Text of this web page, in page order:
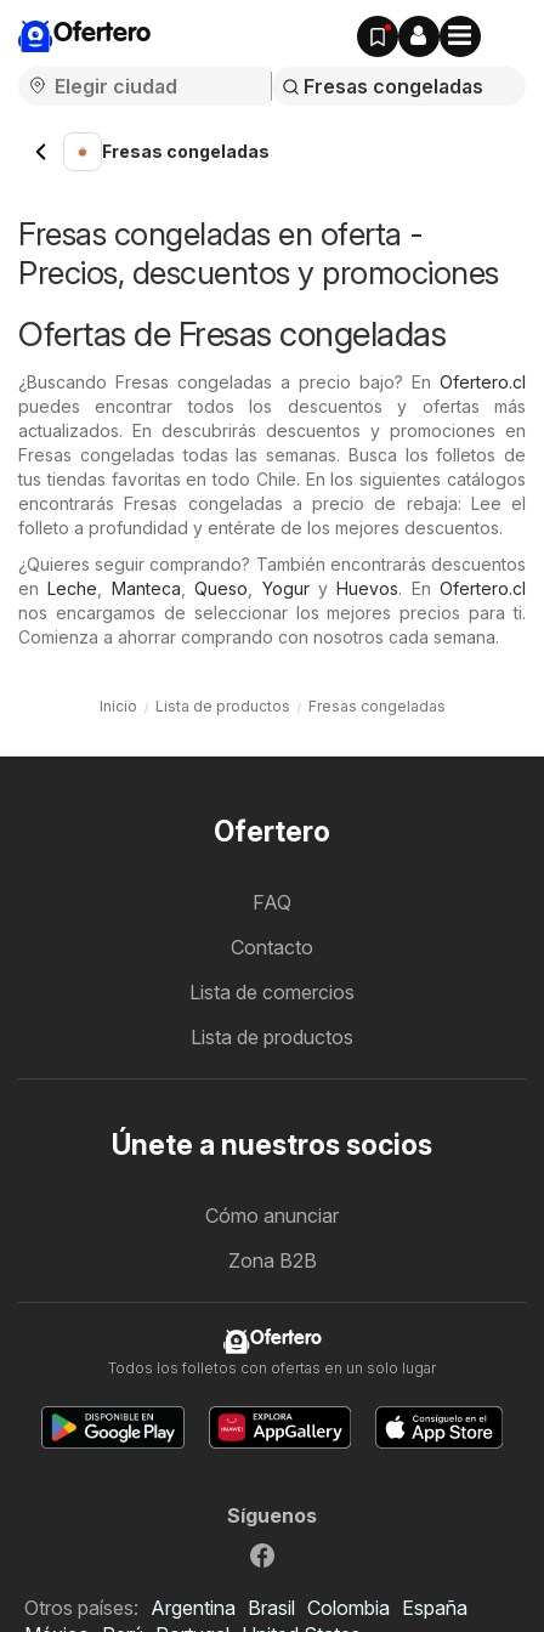
Ofertero
Fresas congeladas
Fresas congeladas en oferta -
Precios, descuentos y promociones
Ofertas de Fresas congeladas
¿Buscando Fresas congeladas a precio bajo? En Ofertero.cl
puedes encontrar todos los descuentos y ofertas más
actualizados. En descubrirás descuentos y promociones en
Fresas congeladas todas las semanas. Busca los folletos de
tus tiendas favoritas en todo Chile. En los siguientes catálogos
encontrarás Fresas congeladas a precio de rebaja: Lee el
folleto a profundidad y entérate de los mejores descuentos.
¿Quieres seguir comprando? También encontrarás descuentos
enLeche Manteca ,Queso YoguryHuevos. En Ofertero.cl
nos encargamos de seleccionar los mejores precios para ti.
Comienza a ahorrar comprando con nosotros cada semana.
Inicio Lista de productos Fresas congeladas
Ofertero
FAQ
Contacto
Lista de comercios
Lista de productos
Únete a nuestros socios
Cómo anunciar
Zona B2B
Ofertero
Todos los folletos con ofertas en un solo lugar
Síguenos
Otros países: Argentina Brasil Colombia España